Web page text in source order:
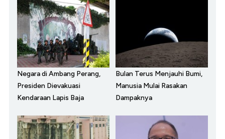
Negara di Ambang Perang,
Presiden Dievakuasi
Kendaraan Lapis Baja
Bulan Terus Menjauhi Bumi,
Manusia Mulai Rasakan
Dampaknya